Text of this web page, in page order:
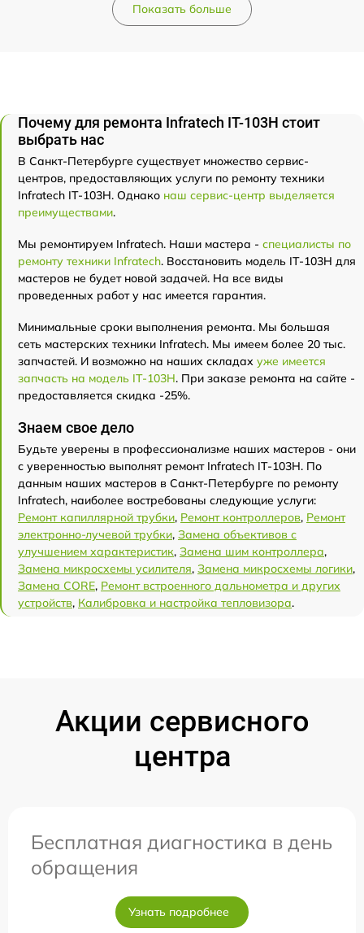
Показать больше
Почему для ремонта Infratech IT-103Н стоит
выбрать нас
В Санкт-Петербурге существует множество сервис-
центров, предоставляющих услуги по ремонту техники
Infratech IT-103Н. Однако наш сервис-центр выделяется
преимуществами.
Мы ремонтируем Infratech. Наши мастера - специалисты по
ремонту техники Infratech. Восстановить модель IT-103Н для
мастеров не будет новой задачей. На все виды
проведенных работ у нас имеется гарантия.
Минимальные сроки выполнения ремонта. Мы большая
сеть мастерских техники Infratech. Мы имеем более 20 тыс.
запчастей. И возможно на наших складах уже имеется
запчасть на модель IT-103Н. При заказе ремонта на сайте -
предоставляется скидка -25%.
Знаем свое дело
Будьте уверены в профессионализме наших мастеров - они
с уверенностью выполнят ремонт Infratech IT-103Н. По
данным наших мастеров в Санкт-Петербурге по ремонту
Infratech, наиболее востребованы следующие услуги:
Ремонт капиллярной трубки, Ремонт контроллеров, Ремонт
электронно-лучевой трубки, Замена объективов с
улучшением характеристик, Замена шим контроллера,
Замена микросхемы усилителя, Замена микросхемы логики,
Замена CORE, Ремонт встроенного дальнометра и других
устройств, Калибровка и настройка тепловизора.
Акции сервисного
центра
Бесплатная диагностика в день
обращения
Узнать подробнее